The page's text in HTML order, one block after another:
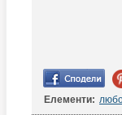
Елементи: